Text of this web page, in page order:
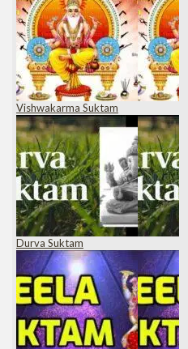
Vishwakarma Suktam
Durva Suktam